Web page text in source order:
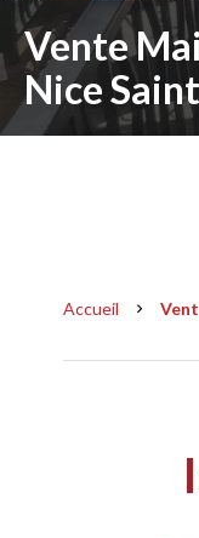
Vente
Nice
Accueil